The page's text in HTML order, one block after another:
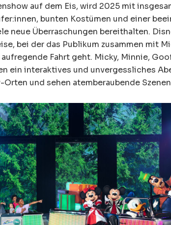
auf dem Eis, wird 2025 mit
bunten Kostümen und einer
neue Überraschungen bereithalten.
bei der das Publikum zusammen mit
Fahrt geht. Micky, Minnie,
ein interaktives und unvergessliches
und sehen atemberaubende